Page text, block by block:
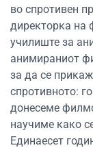
во спротивен
директорка на
училиште за
анимираниот
за да се
спротивното:
донесеме
научиме како
Единаесет